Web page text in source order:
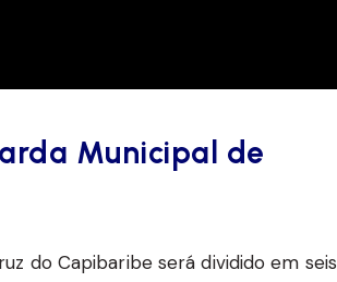
Municipal de
do Capibaribe será dividido em seis